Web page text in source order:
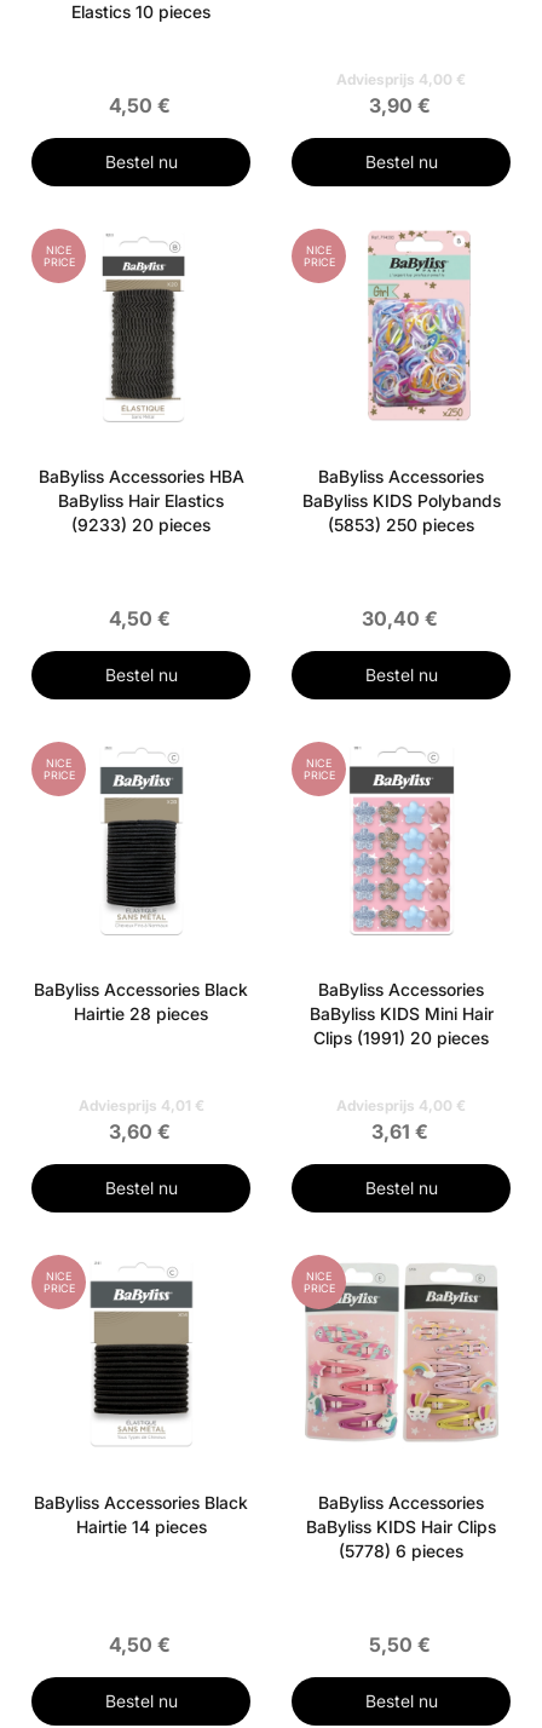
Elastics 10 pieces
4,50 €
Bestel nu
Adviesprijs 4,00 €
3,90 €
Bestel nu
NICE
PRICE
BaByliss Accessories HBA
BaByliss Hair Elastics
(9233) 20 pieces
4,50 €
Bestel nu
NICE
PRICE
BaByliss Accessories
BaByliss KIDS Polybands
(5853) 250 pieces
30,40 €
Bestel nu
NICE
PRICE
BaByliss Accessories Black
Hairtie 28 pieces
Adviesprijs 4,01 €
3,60 €
Bestel nu
NICE
PRICE
BaByliss Accessories
BaByliss KIDS Mini Hair
Clips (1991) 20 pieces
Adviesprijs 4,00 €
3,61 €
Bestel nu
NICE
PRICE
BaByliss Accessories Black
Hairtie 14 pieces
4,50 €
Bestel nu
NICE
PRICE
BaByliss Accessories
BaByliss KIDS Hair Clips
(5778) 6 pieces
5,50 €
Bestel nu